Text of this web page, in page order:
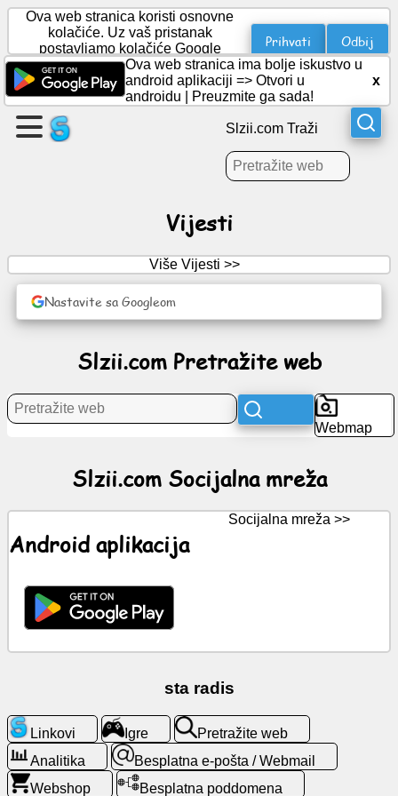
Kreirajte
stranicu
Kreiraj
red
mreža
ChatGPT
Wiki
Pretražite
web
Ova web stranica koristi osnovne
kolačiće. Uz vaš pristanak
postavljamo kolačiće Google
Analytics za statistiku.
Prihvati Odbij
Ova web stranica ima bolje iskustvo u
android aplikaciji => Otvori u
androidu
Preuzmite ga sada!
x
Slzii.com Traži
Vijesti
Više Vijesti >>
Nastavite sa Googleom
Slzii.com Pretražite web
Webmap
Slzii.com Socijalna mreža
Android aplikacija
Socijalna mreža >>
sta radis
Linkovi Igre
Pretražite web
Analitika
Besplatna e-pošta / Webmail
Webshop
Besplatna poddomena